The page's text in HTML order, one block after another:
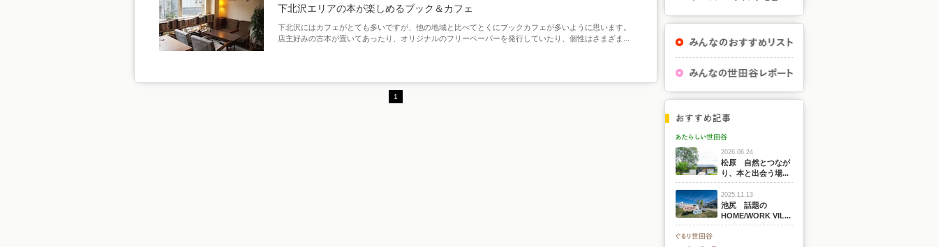
下北沢エリアの本が楽しめるブック＆カフェ
下北沢にはカフェがとても多いですが、他の地域と比べてとくにブックカフェが多いように思います。
店主好みの古本が置いてあったり、オリジナルのフリーペーパーを発行していたり、個性はさまざま...
1
2026.06.24
松原 自然とつなが
り、本と出会う場...
2025.11.13
池尻 話題の
HOME/WORK VIL...